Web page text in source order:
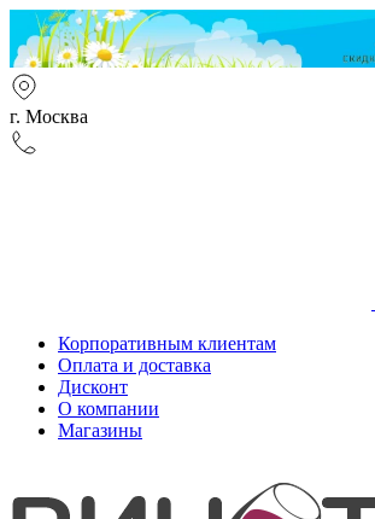
г. Москва
Корпоративным клиентам
Оплата и доставка
Дисконт
О компании
Магазины